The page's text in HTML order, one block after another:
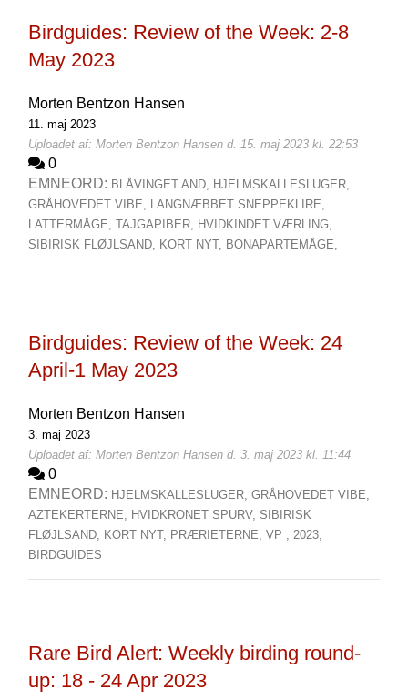
Birdguides: Review of the Week: 2-8
May 2023
Morten Bentzon Hansen
11. maj 2023
Uploadet af: Morten Bentzon Hansen d. 15. maj 2023 kl. 22:53
0
EMNEORD: BLÅVINGET AND, HJELMSKALLESLUGER,
GRÅHOVEDET VIBE, LANGNÆBBET SNEPPEKLIRE,
LATTERMÅGE, TAJGAPIBER, HVIDKINDET VÆRLING,
SIBIRISK FLØJLSAND, KORT NYT, BONAPARTEMÅGE,
Birdguides: Review of the Week: 24
April-1 May 2023
Morten Bentzon Hansen
3. maj 2023
Uploadet af: Morten Bentzon Hansen d. 3. maj 2023 kl. 11:44
0
EMNEORD: HJELMSKALLESLUGER, GRÅHOVEDET VIBE,
AZTEKERTERNE, HVIDKRONET SPURV, SIBIRISK
FLØJLSAND, KORT NYT, PRÆRIETERNE, VP , 2023,
BIRDGUIDES
Rare Bird Alert: Weekly birding round-
up: 18 - 24 Apr 2023